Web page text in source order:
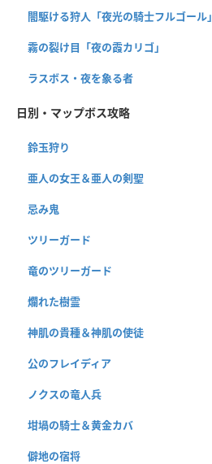
闇駆ける狩人「夜光の騎士フルゴール」
霧の裂け目「夜の霞カリゴ」
ラスボス・夜を象る者
日別・マップボス攻略
鈴玉狩り
亜人の女王＆亜人の剣聖
忌み鬼
ツリーガード
竜のツリーガード
爛れた樹霊
神肌の貴種＆神肌の使徒
公のフレイディア
ノクスの竜人兵
坩堝の騎士＆黄金カバ
僻地の宿将